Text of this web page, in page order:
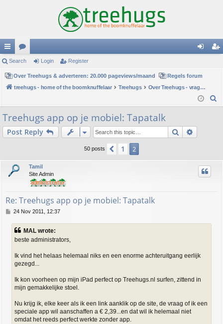
ui
ck
lin
ks
or
u
m
s
in
Search Login Register
Over Treehugs & adverteren: 20.000 pageviews/maand
Regels forum
treehugs - home of the boomknuffelaar
Treehugs
Over Treehugs - vragen en ideeën
Treehugs app op je mobiel: Tapatalk
Post Reply Search
50 posts Previous
1 2
Tamil
Site Admin
Re: Treehugs app op je mobiel: Tapatalk
P
s
24 Nov 2011, 12:37
MAL wrote:
beste administrators,
Ik vind het helaas helemaal niks en een enorme achteruitgang eerlijk
gezegd...
Ik kon voorheen op mijn iPad perfect op Treehugs.nl surfen, zittend in
mijn gemakkelijke stoel.
Nu krijg ik, elke keer als ik een link aanklik op de site, de vraag of ik een
speciale app wil aanschaffen a € 2,39...en dat wil ik helemaal niet
omdat het reeds perfect werkte zonder app.